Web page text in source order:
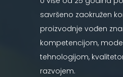
savršeno zaokružen
proizvodnje vođen
kompetencijom,
tehnologijom,
razvojem.